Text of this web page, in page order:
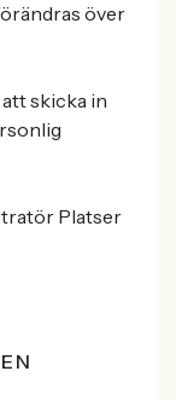
över
skicka in
Platser